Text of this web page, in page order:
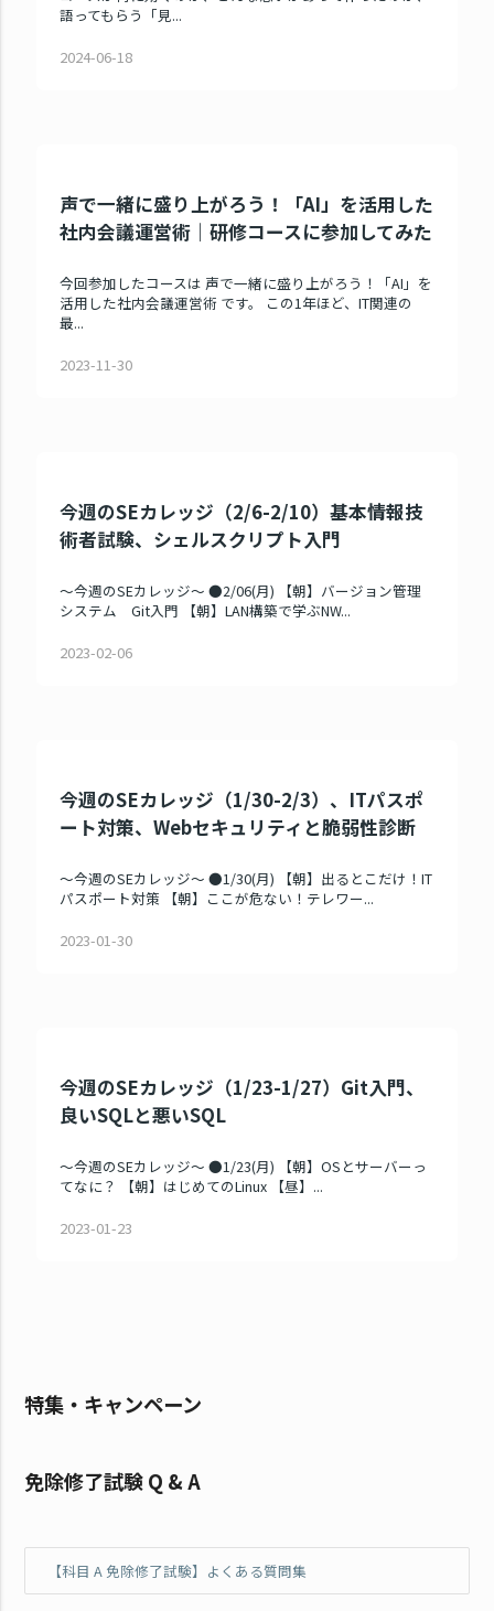
語ってもらう「見...
2024-06-18
声で一緒に盛り上がろう！「AI」を活用した
社内会議運営術｜研修コースに参加してみた
今回参加したコースは 声で一緒に盛り上がろう！「AI」を
活用した社内会議運営術 です。 この1年ほど、IT関連の
最...
2023-11-30
今週のSEカレッジ（2/6-2/10）基本情報技
術者試験、シェルスクリプト入門
～今週のSEカレッジ～ ●2/06(月) 【朝】バージョン管理
システム Git入門 【朝】LAN構築で学ぶNW...
2023-02-06
今週のSEカレッジ（1/30-2/3）、ITパスポ
ート対策、Webセキュリティと脆弱性診断
～今週のSEカレッジ～ ●1/30(月) 【朝】出るとこだけ！IT
パスポート対策 【朝】ここが危ない！テレワー...
2023-01-30
今週のSEカレッジ（1/23-1/27）Git入門、
良いSQLと悪いSQL
～今週のSEカレッジ～ ●1/23(月) 【朝】OSとサーバーっ
てなに？ 【朝】はじめてのLinux 【昼】...
2023-01-23
特集・キャンペーン
免除修了試験 Q & A
【科目 A 免除修了試験】よくある質問集